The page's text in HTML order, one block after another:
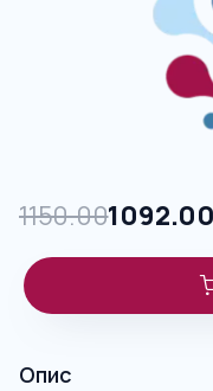
1150.001092.00
Опис